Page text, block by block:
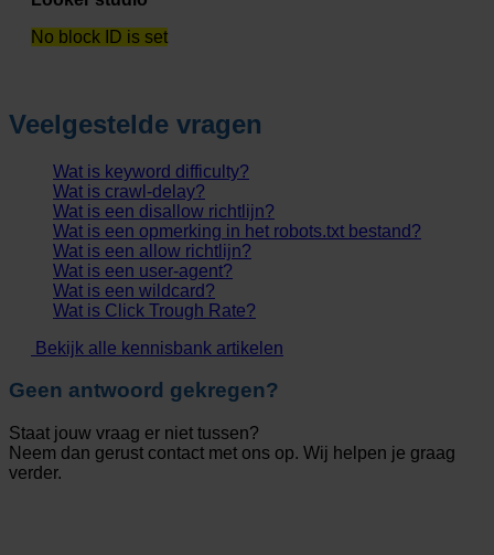
No block ID is set
Veelgestelde vragen
Wat is keyword difficulty?
Wat is crawl-delay?
Wat is een disallow richtlijn?
Wat is een opmerking in het robots.txt bestand?
Wat is een allow richtlijn?
Wat is een user-agent?
Wat is een wildcard?
Wat is Click Trough Rate?
Bekijk alle kennisbank artikelen
Geen antwoord gekregen?
Staat jouw vraag er niet tussen?
Neem dan gerust contact met ons op. Wij helpen je graag
verder.